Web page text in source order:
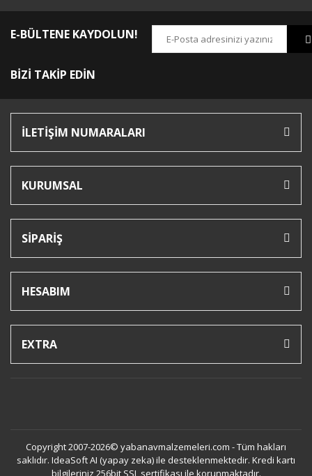
E-BÜLTENE KAYDOLUN!
BİZİ TAKİP EDİN
İLETİŞİM NUMARALARI
KURUMSAL
SİPARİŞ
HESABIM
EXTRA
Copyright 2007-2026© yabanavmalzemeleri.com - Tüm hakları
saklıdır. IdeaSoft AI (yapay zeka) ile desteklenmektedir. Kredi kartı
bilgileriniz 256bit SSL sertifikası ile korunmaktadır.